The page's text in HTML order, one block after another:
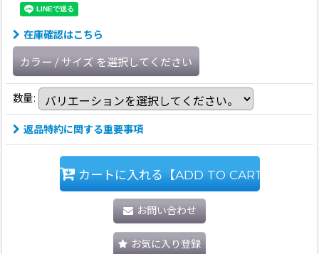
在庫確認はこちら
カラー / サイズ を選択してください
数量:
返品特約に関する重要事項
カートに入れる【ADD TO CART】
お問い合わせ
お気に入り登録